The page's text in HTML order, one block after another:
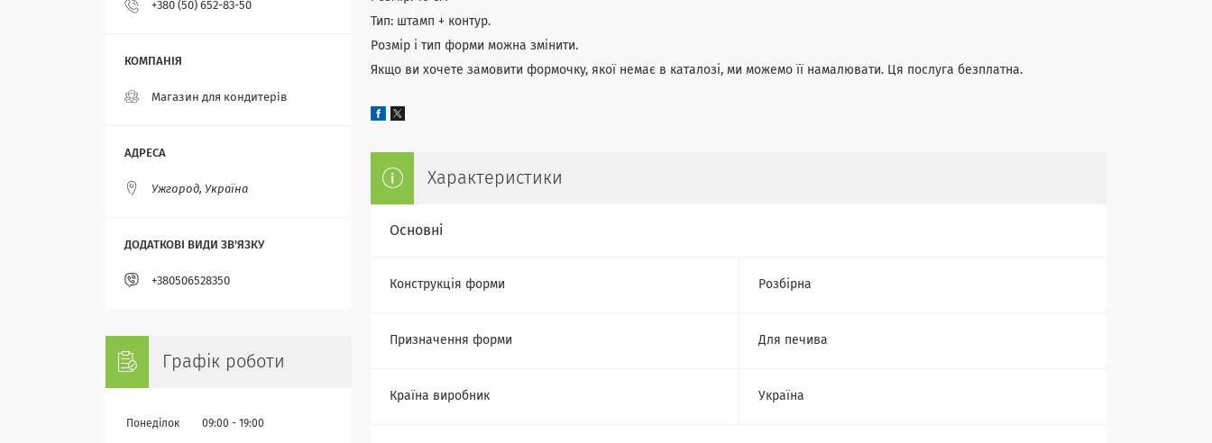
Тип: штамп + контур.
Розмір і тип форми можна змінити.
Якщо ви хочете замовити формочку, якої немає в каталозі, ми можемо її намалювати. Ця послуга безплатна.
Характеристики
Основні
Конструкція форми Розбірна
Призначення форми Для печива
Країна виробник Україна
+380 (50) 652-83-50
Магазин для кондитерів
Ужгород, Україна
+380506528350
Графік роботи
Понеділок 09:00 19:00